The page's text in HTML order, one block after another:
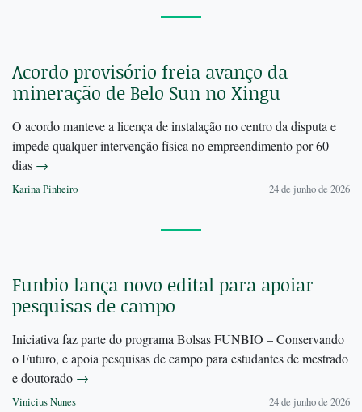
Acordo provisório freia avanço da
mineração de Belo Sun no Xingu
O acordo manteve a licença de instalação no centro da disputa e
impede qualquer intervenção física no empreendimento por 60
dias →
Karina Pinheiro 24 de junho de 2026
Funbio lança novo edital para apoiar
pesquisas de campo
Iniciativa faz parte do programa Bolsas FUNBIO – Conservando
o Futuro, e apoia pesquisas de campo para estudantes de mestrado
e doutorado →
Vinicius Nunes 24 de junho de 2026